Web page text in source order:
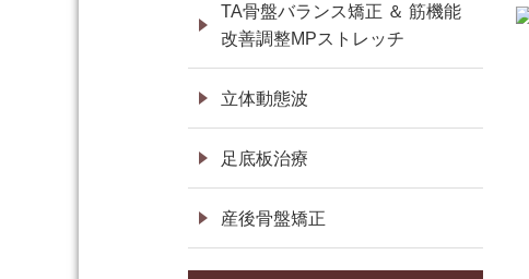
TA骨盤バランス矯正 ＆ 筋機能
改善調整MPストレッチ
立体動態波
足底板治療
産後骨盤矯正